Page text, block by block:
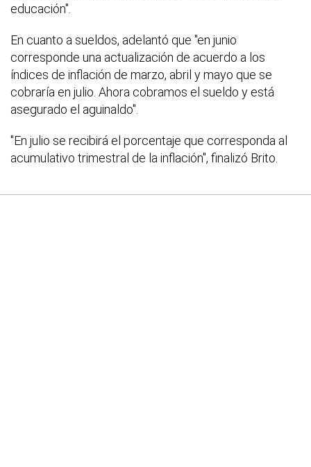
educación".
En cuanto a sueldos, adelantó que "en junio
corresponde una actualización de acuerdo a los
índices de inflación de marzo, abril y mayo que se
cobraría en julio. Ahora cobramos el sueldo y está
asegurado el aguinaldo".
"En julio se recibirá el porcentaje que corresponda al
acumulativo trimestral de la inflación", finalizó Brito.